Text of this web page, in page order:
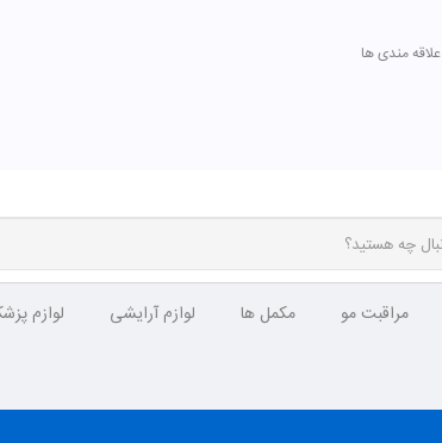
علاقه مندی ها
مراقبت مو مکمل ها لوازم آرایشی لوازم